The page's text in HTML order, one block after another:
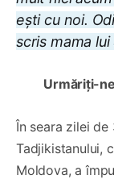
ești cu noi.
scris mama
Urmăriți-
În seara zilei
Tadjikistanului,
Moldova, a